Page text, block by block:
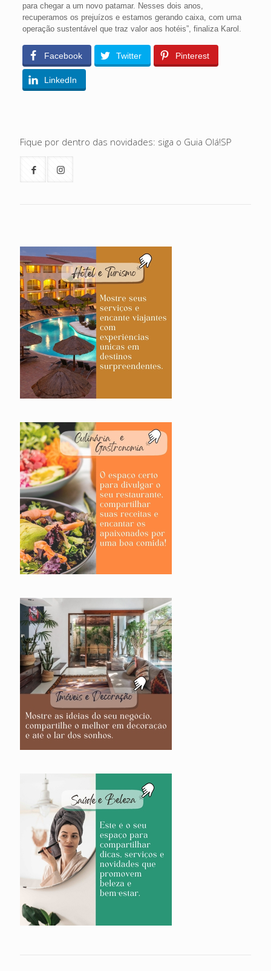
para chegar a um novo patamar. Nesses dois anos,
recuperamos os prejuízos e estamos gerando caixa, com uma
operação sustentável que traz valor aos hotéis”, finaliza Karol.
Facebook Twitter Pinterest
LinkedIn
Fique por dentro das novidades: siga o Guia Olá!SP